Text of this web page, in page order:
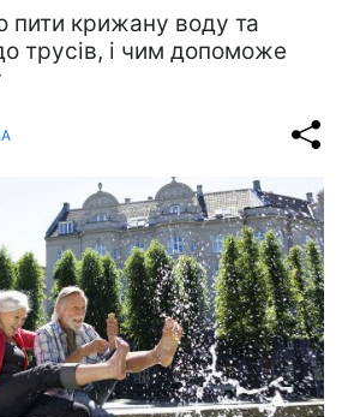
пити крижану воду та
трусів, і чим допоможе